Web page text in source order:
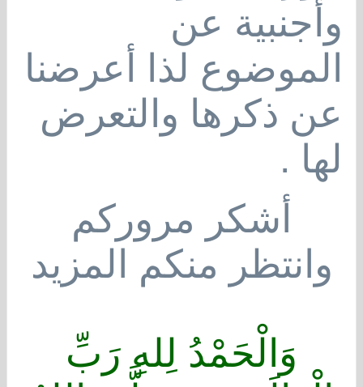
وأجنبية عن
الموضوع لذا أعرضنا
عن ذكرها والتعرض
لها .
أشكر مروركم
وانتظر منكم المزيد
وَالْحَمْدُ لِلهِ رَبِّ